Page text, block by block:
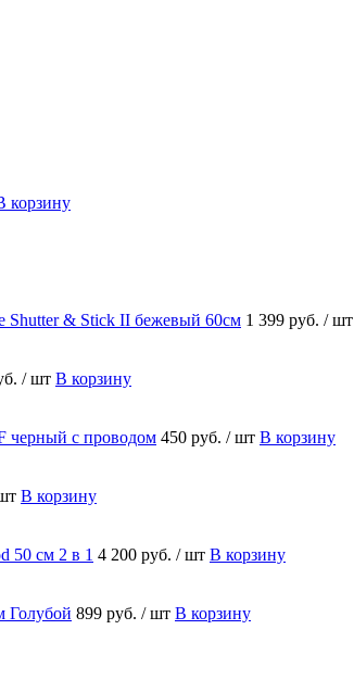
корзину
Shutter & Stick II бежевый 60см 1 399 руб. / шт
/ шт В корзину
черный с проводом 450 руб. / шт В корзину
В корзину
50 см 2 в 1 4 200 руб. / шт В корзину
Голубой 899 руб. / шт В корзину